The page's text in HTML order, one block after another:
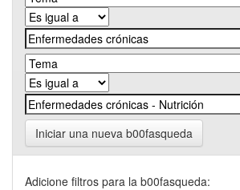
Iniciar una nueva b00fasqueda
Adicione filtros para la b00fasqueda: